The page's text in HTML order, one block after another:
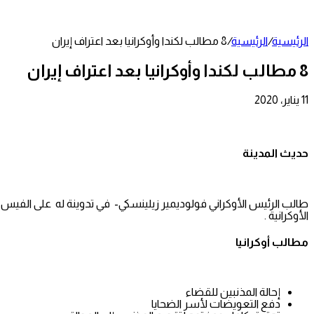
الرئيسية/الرئيسية/8 مطالب لكندا وأوكرانيا بعد اعتراف إيران
8 مطالب لكندا وأوكرانيا بعد اعتراف إيران
11 يناير، 2020
فيسبوك
لينكدإن
واتساب
تيلقرام
مشاركة
طباعة
حديث المدينة
الأوكرانية .
مطالب أوكرانيا
إحالة المذنبين للقضاء
دفع التعويضات لأسر الضحايا